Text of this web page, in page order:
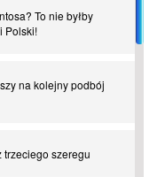
To nie byłby
Polski!
na kolejny podbój
szeregu